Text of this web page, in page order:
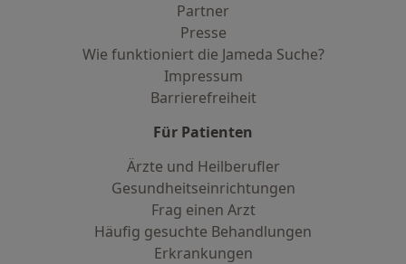
Partner
Presse
Wie funktioniert die Jameda Suche?
Impressum
Barrierefreiheit
Für Patienten
Ärzte und Heilberufler
Gesundheitseinrichtungen
Frag einen Arzt
Häufig gesuchte Behandlungen
Erkrankungen